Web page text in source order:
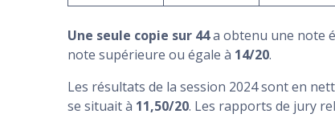
Une seule copie sur 44a obtenu une note
note supérieure ou égale à 14/20.
Les résultats de la session 2024 sont en
se situait à 11,50/20. Les rapports de jury